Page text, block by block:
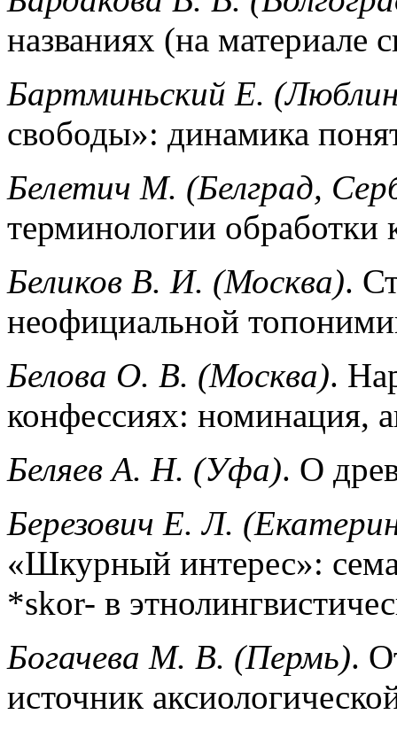
названиях (на
Бартминьский Е.
свободы»: динамика
Белетич М. (Белград,
терминологии обработки
Беликов В. И. (Москва).
неофициальной
Белова О. В. (Москва).
конфессиях: номинация,
Беляев А. Н. (Уфа). О
Березович Е. Л.
«Шкурный интерес»:
*skor- в
Богачева М. В. (Пермь).
источник